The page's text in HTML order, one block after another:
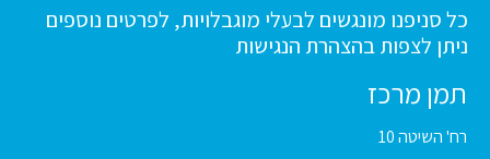
כל סניפנו מונגשים לבעלי מוגבלויות, לפרטים נוספים
ניתן לצפות בהצהרת הנגישות
תמן מרכז
רח' השיטה 10